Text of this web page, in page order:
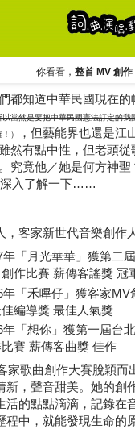
你看看， 整首 MV 創
都知道中華民國現在的
當然是要把中華民國憲法訂定的
！） ，但藝能界也還是
然有點中性，但老頭
究竟他／她是何方神聖
深入了解一下……
，客家新世代音樂創作人
年「月光華華」獲第二
作比賽 薪傳客謠獎 冠
年「禾嗶仔」獲客家MV
編導獎 最佳人氣獎
年「想你」獲第一屆台
賽 薪傳客曲獎 佳作
家歌曲創作大賽脫穎而
新，聲音甜美。她的創
活的點點滴滴，記錄在
程中，就能發現生命的